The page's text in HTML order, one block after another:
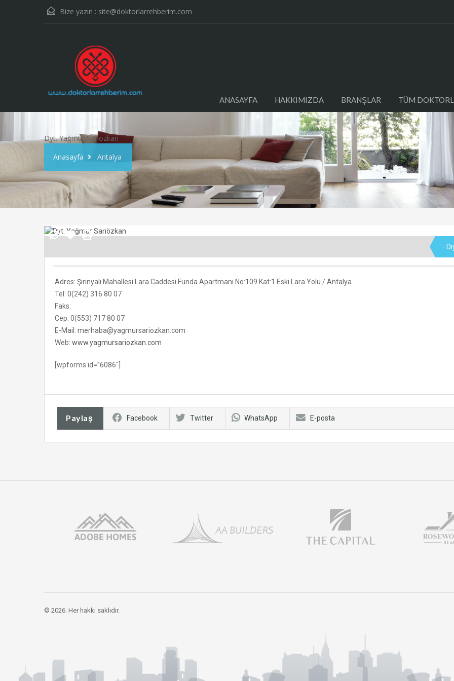
Bize yazın : site@doktorlarrehberim.com
ANASAYFA HAKKIMIZDA BRANŞLAR TÜM
Dyt. Yağmur Sarıözkan
Anasayfa
Antalya
-
Adres: Şirinyalı Mahallesi Lara Caddesi Funda Apartmanı No:109 Kat:1 Eski Lara Yolu / Antalya
Tel: 0(242) 316 80 07
Faks:
Cep: 0(553) 717 80 07
E-Mail: merhaba@yagmursariozkan.com
Web: www.yagmursariozkan.com
[wpforms id=”6086″]
Paylaş Facebook Twitter WhatsApp E-posta
© 2026. Her hakkı saklıdır.